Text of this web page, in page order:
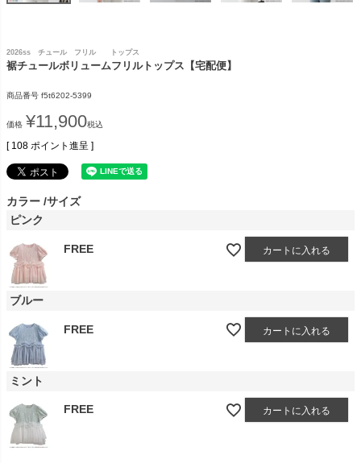
2026ss チュール フリル トップス
裾チュールボリュームフリルトップス【宅配便】
商品番号 f5t6202-5399
価格 ¥11,900税込
[ 108 ポイント進呈 ]
カラー サイズ
ピンク
FREE カートに入れる
ブルー
FREE カートに入れる
ミント
FREE カートに入れる